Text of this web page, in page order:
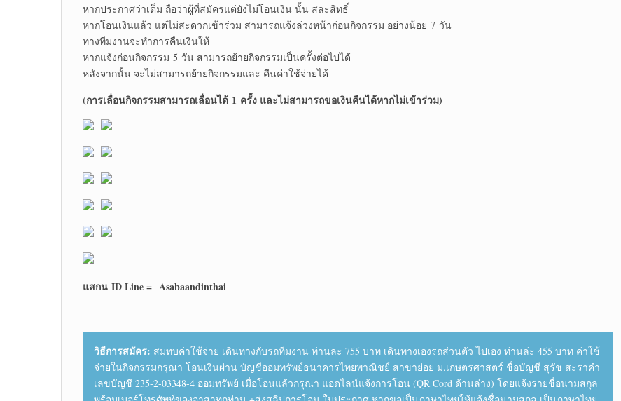
หากประกาศว่าเต็ม ถือว่าผู้ที่สมัครแต่ยังไม่โอนเงิน นั้น สละสิทธิ์
หากโอนเงินแล้ว แต่ไม่สะดวกเข้าร่วม สามารถแจ้งล่วงหน้าก่อนกิจกรรม อย่างน้อย 7 วัน
ทางทีมงานจะทำการคืนเงินให้
หากแจ้งก่อนกิจกรรม 5 วัน สามารถย้ายกิจกรรมเป็นครั้งต่อไปได้
หลังจากนั้น จะไม่สามารถย้ายกิจกรรมและ คืนค่าใช้จ่ายได้
(การเลื่อนกิจกรรมสามารถเลื่อนได้ 1 ครั้ง และไม่สามารถขอเงินคืนได้หากไม่เข้าร่วม)
แสกน ID Line = Asabaandinthai
วิธีการสมัคร: สมทบค่าใช้จ่าย เดินทางกับรถทีมงาน ท่านละ 755 บาท เดินทางเองรถส่วนตัว ไปเอง ท่านล่ะ 455 บาท ค่าใช้
จ่ายในกิจกรรมกรุณา โอนเงินผ่าน บัญชีออมทรัพย์ธนาคารไทยพาณิชย์ สาขาย่อย ม.เกษตรศาสตร์ ชื่อบัญชี สุรัช สะราคำ
เลขบัญชี 235-2-03348-4 ออมทรัพย์ เมื่อโอนแล้วกรุณา แอดไลน์แจ้งการโอน (QR Cord ด้านล่าง) โดยแจ้งรายชื่อนามสกุล